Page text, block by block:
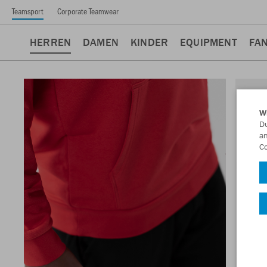
Teamsport Corporate Teamwear
HERREN DAMEN KINDER EQUIPMENT